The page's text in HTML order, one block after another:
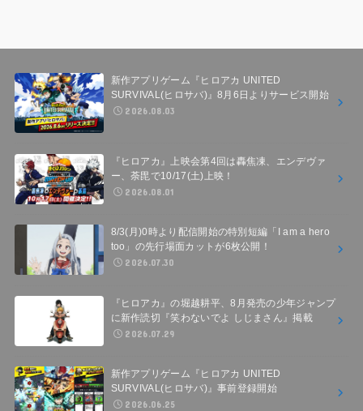
新作アプリゲーム『ヒロアカ UNITED
SURVIVAL(ヒロサバ)』8月6日よりサービス開始
2026.08.03
『ヒロアカ』上映会第4回は轟焦凍、エンデヴァ
ー、荼毘で10/17(土)上映！
2026.08.01
8/3(月)0時より配信開始の特別短編「I am a hero
too」の先行場面カットが6枚公開！
2026.07.30
『ヒロアカ』の堀越耕平、8月発売の少年ジャンプ
に新作読切『笑わないでよ しじまさん』掲載
2026.07.29
新作アプリゲーム『ヒロアカ UNITED
SURVIVAL(ヒロサバ)』事前登録開始
2026.06.25